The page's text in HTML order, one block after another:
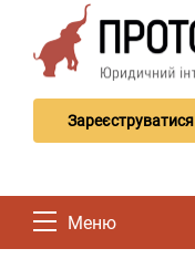
Зареєструватися
Меню